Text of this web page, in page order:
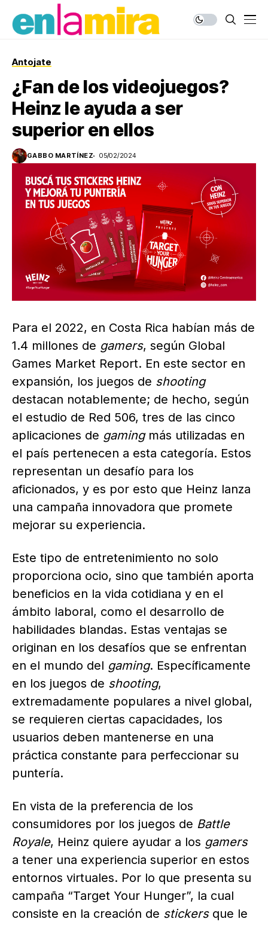
Antojate
¿Fan de los videojuegos?
Heinz le ayuda a ser
superior en ellos
GABBO MARTÍNEZ 05/02/2024
Para el 2022, en Costa Rica habían más de
1.4 millones de gamers, según Global
Games Market Report. En este sector en
expansión, los juegos de shooting
destacan notablemente; de hecho, según
el estudio de Red 506, tres de las cinco
aplicaciones de gaming más utilizadas en
el país pertenecen a esta categoría. Estos
representan un desafío para los
aficionados, y es por esto que Heinz lanza
una campaña innovadora que promete
mejorar su experiencia.
Este tipo de entretenimiento no solo
proporciona ocio, sino que también aporta
beneficios en la vida cotidiana y en el
ámbito laboral, como el desarrollo de
habilidades blandas. Estas ventajas se
originan en los desafíos que se enfrentan
en el mundo del gaming. Específicamente
en los juegos de shooting,
extremadamente populares a nivel global,
se requieren ciertas capacidades, los
usuarios deben mantenerse en una
práctica constante para perfeccionar su
puntería.
En vista de la preferencia de los
consumidores por los juegos de Battle
Royale, Heinz quiere ayudar a los gamers
a tener una experiencia superior en estos
entornos virtuales. Por lo que presenta su
campaña “Target Your Hunger”, la cual
consiste en la creación de stickersque le